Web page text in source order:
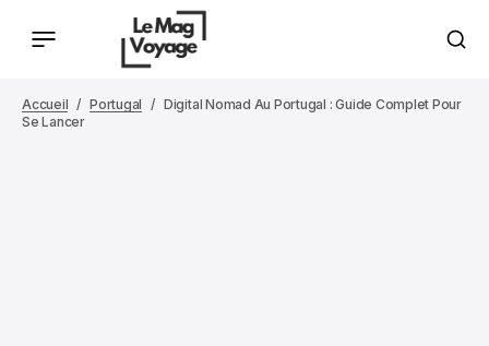
Accueil Portugal
Digital Nomad Au Portugal : Guide Complet Pour
Se Lancer